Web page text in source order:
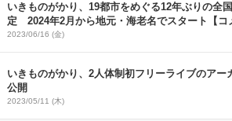
いきものがかり、19都市をめぐる12年ぶりの全
定 2024年2月から地元・海老名でスタート【コ
2023/06/16 (金)
いきものがかり、2人体制初フリーライブのアー
公開
2023/05/11 (木)